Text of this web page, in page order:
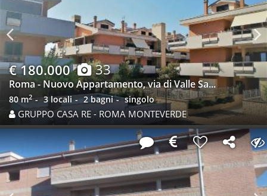
Previous
€ 180.000 33
Roma - Nuovo Appartamento, via di Valle Sa...
80 m2 3 locali 2 bagni singolo
GRUPPO CASA RE - ROMA MONTEVERDE